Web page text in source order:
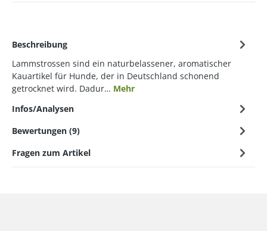
Beschreibung
Lammstrossen sind ein naturbelassener, aromatischer
Kauartikel für Hunde, der in Deutschland schonend
getrocknet wird. Dadur… Mehr
Infos/Analysen
Bewertungen (9)
Fragen zum Artikel